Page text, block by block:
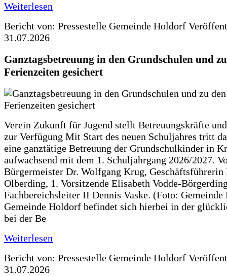
Weiterlesen
Bericht von: Pressestelle Gemeinde Holdorf
31.07.2026
Ganztagsbetreuung in den Grundschulen und
Ferienzeiten gesichert
Verein Zukunft für Jugend stellt Betreuungskräfte
zur Verfügung Mit Start des neuen Schuljahres tritt
eine ganztätige Betreuung der Grundschulkinder in
aufwachsend mit dem 1. Schuljahrgang 2026/2027.
Bürgermeister Dr. Wolfgang Krug, Geschäftsführerin
Olberding, 1. Vorsitzende Elisabeth Vodde-
Fachbereichsleiter II Dennis Vaske. (Foto:
Gemeinde Holdorf befindet sich hierbei in der
bei der Be
Weiterlesen
Bericht von: Pressestelle Gemeinde Holdorf
31.07.2026